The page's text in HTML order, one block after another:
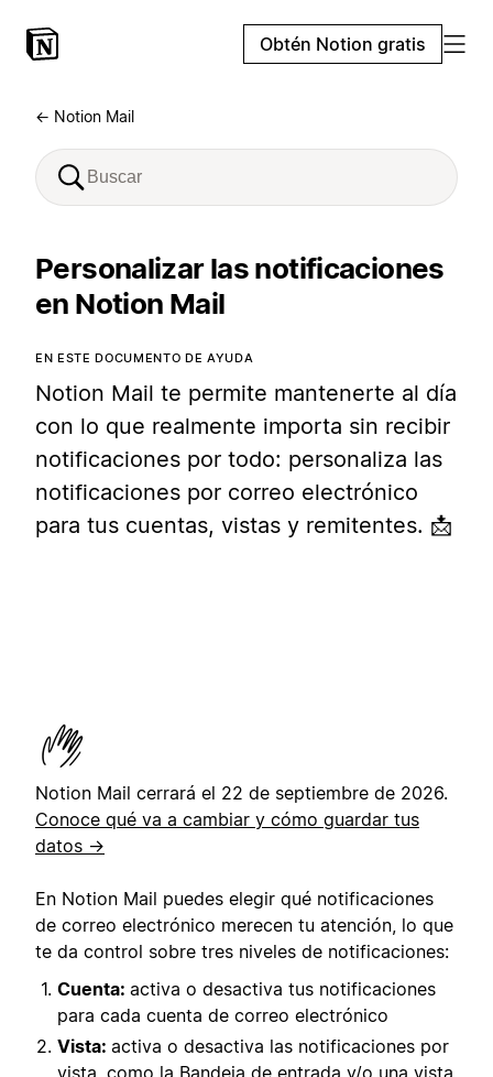
Obtén Notion gratis
← Notion Mail
Personalizar las notificaciones
en Notion Mail
EN ESTE DOCUMENTO DE AYUDA
Notion Mail te permite mantenerte al día
con lo que realmente importa sin recibir
notificaciones por todo: personaliza las
notificaciones por correo electrónico
para tus cuentas, vistas y remitentes. 📩
Notion Mail cerrará el 22 de septiembre de 2026.
Conoce qué va a cambiar y cómo guardar tus
datos →
En Notion Mail puedes elegir qué notificaciones
de correo electrónico merecen tu atención, lo que
te da control sobre tres niveles de notificaciones:
Cuenta: activa o desactiva tus notificaciones
para cada cuenta de correo electrónico
Vista: activa o desactiva las notificaciones por
vista, como la Bandeja de entrada y/o una vista